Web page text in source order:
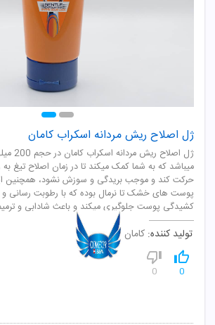
ژل اصلاح ریش مردانه اسکراب کامان
ژل
میباشد که به شما کمک میکند تا در زمان اصلاح تیغ
حرکت کند و موجب بریدگی و سوزش نشود،
پوست های خشک تا نرمال بوده که با رطوبت رسانی
کشیدگی پوست جلوگیری میکند و باعث شادابی و
تولید کننده: کامان
0
0